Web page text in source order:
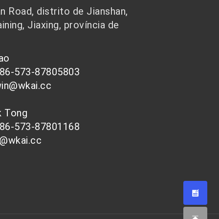
Road, distrito de Jianshan,
Jiaxing, província de
573-87805803
Tong
573-87801168